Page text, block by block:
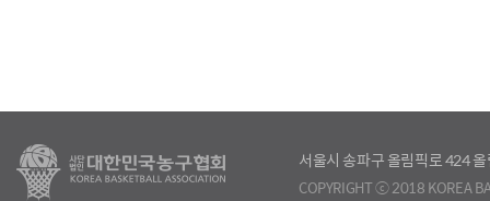
서울시 송파구 올림픽로 424
COPYRIGHT ⓒ 2018 KOREA